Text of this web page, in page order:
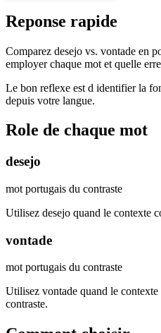
Reponse rapide
Comparez desejo vs. vontade en
employer chaque mot et quelle
Le bon reflexe est d identifier la
depuis votre langue.
Role de chaque mot
desejo
mot portugais du contraste
Utilisez desejo quand le contexte
vontade
mot portugais du contraste
Utilisez vontade quand le
contraste.